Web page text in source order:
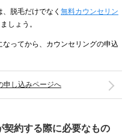
脱毛だけでなく 無料カウンセリン
しょう。
ってから、カウンセリングの申込
申し込みページへ
契約する際に必要なもの